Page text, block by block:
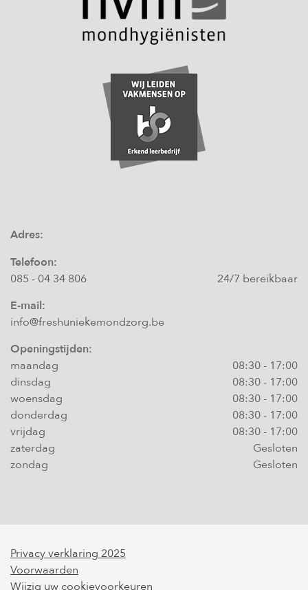
Adres:
Telefoon:
085 - 04 34 806
24/7 bereikbaar
E-mail:
info@freshuniekemondzorg.be
Openingstijden:
maandag
08:30- 17:00
dinsdag
08:30- 17:00
woensdag
08:30- 17:00
donderdag
08:30- 17:00
vrijdag
08:30- 17:00
zaterdag
Gesloten
zondag
Gesloten
Privacy verklaring 2025
Voorwaarden
Wijzig uw cookievoorkeuren